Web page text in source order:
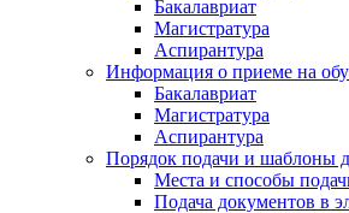
Бакалавриат
Магистратура
Аспирантура
Информация о приеме на
Бакалавриат
Магистратура
Аспирантура
Порядок подачи и шаблоны
Места и способы
Подача документов в